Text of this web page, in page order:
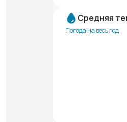
Средняя
Погода на весь год